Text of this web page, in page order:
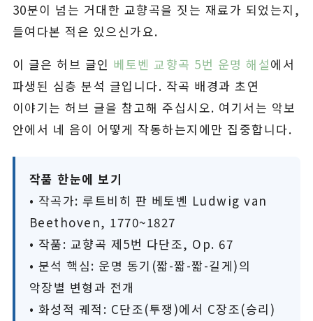
30분이 넘는 거대한 교향곡을 짓는 재료가 되었는지,
들여다본 적은 있으신가요.
이 글은 허브 글인 베토벤 교향곡 5번 운명 해설에서
파생된 심층 분석 글입니다. 작곡 배경과 초연
이야기는 허브 글을 참고해 주십시오. 여기서는 악보
안에서 네 음이 어떻게 작동하는지에만 집중합니다.
작품 한눈에 보기
• 작곡가: 루트비히 판 베토벤 Ludwig van
Beethoven, 1770~1827
• 작품: 교향곡 제5번 다단조, Op. 67
• 분석 핵심: 운명 동기(짧-짧-짧-길게)의
악장별 변형과 전개
• 화성적 궤적: C단조(투쟁)에서 C장조(승리)